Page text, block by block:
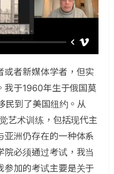
或者新媒体学者，但实
我于1960年生于俄国莫
民到了美国纽约。从
艺术训练，包括现代主
亚洲仍存在的一种体系
院必须通过考试，我当
参加的考试主要是关于